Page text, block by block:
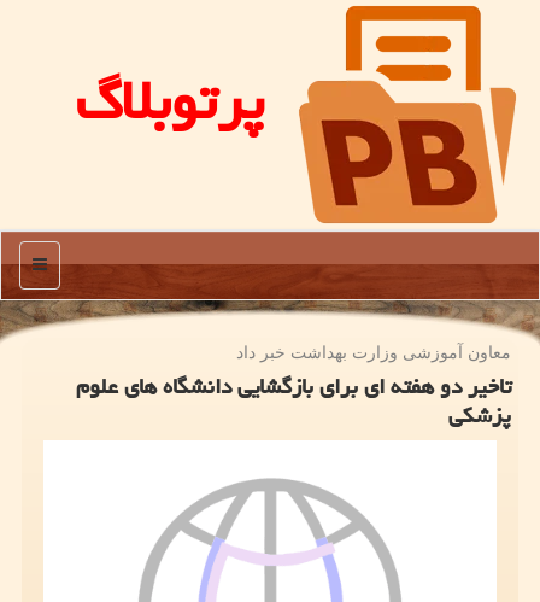
پرتوبلاگ
منو
معاون آموزشی وزارت بهداشت خبر داد
تاخیر دو هفته ای برای بازگشایی دانشگاه های علوم
پزشکی